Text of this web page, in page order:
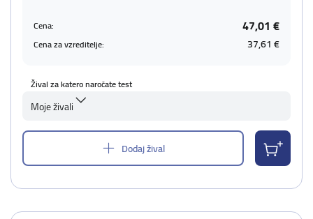
Cena: 47,01 €
Cena za vzreditelje: 37,61 €
Žival za katero naročate test
Moje živali
Dodaj žival